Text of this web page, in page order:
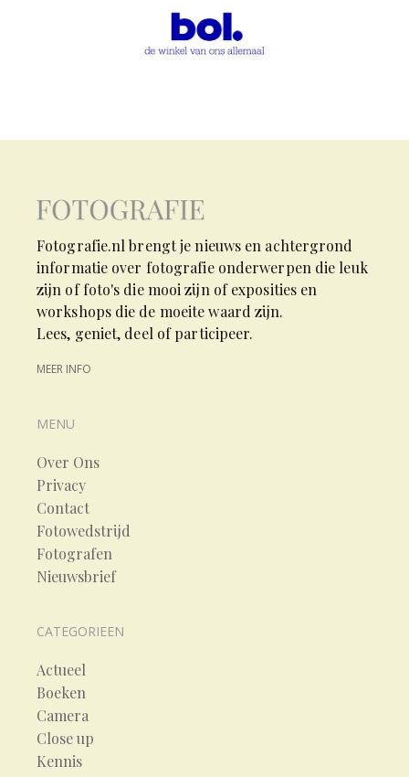
Fotografie.nl brengt je nieuws en achtergrond
informatie over fotografie onderwerpen die leuk
zijn of foto's die mooi zijn of exposities en
workshops die de moeite waard zijn.
Lees, geniet, deel of participeer.
MEER INFO
MENU
Over Ons
Privacy
Contact
Fotowedstrijd
Fotografen
Nieuwsbrief
CATEGORIEEN
Actueel
Boeken
Camera
Close up
Kennis